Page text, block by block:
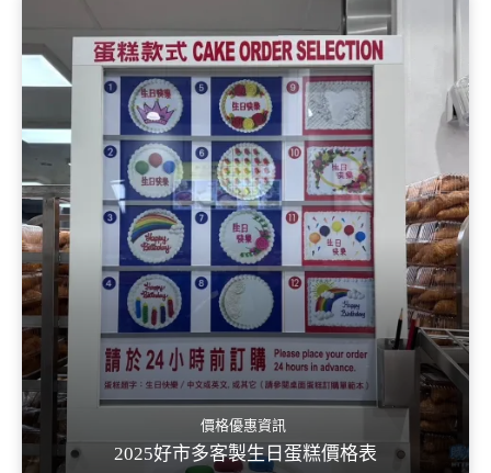
價格優惠資訊
2025好市多客製生日蛋糕價格表